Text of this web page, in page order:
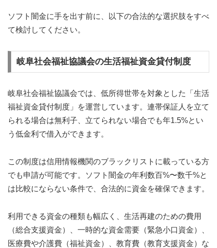
ソフト闇金に手を出す前に、以下の合法的な選択肢をすべ
て検討してください。
岐阜社会福祉協議会の生活福祉資金貸付制度
岐阜社会福祉協議会では、低所得世帯を対象とした「生活
福祉資金貸付制度」を運営しています。連帯保証人を立て
られる場合は無利子、立てられない場合でも年1.5%とい
う低金利で借入ができます。
この制度は信用情報機関のブラックリストに載っている方
でも申請が可能です。ソフト闇金の年利数百%〜数千%と
は比較にならない条件で、合法的に資金を確保できます。
利用できる資金の種類も幅広く、生活再建のための費用
（総合支援資金）、一時的な資金需要（緊急小口資金）、
医療費や介護費（福祉資金）、教育費（教育支援資金）な